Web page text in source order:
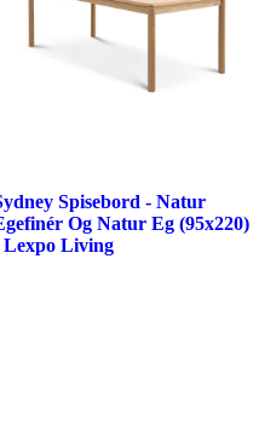
Spisebord - Natur
Og Natur Eg (95x220)
Lexpo Living